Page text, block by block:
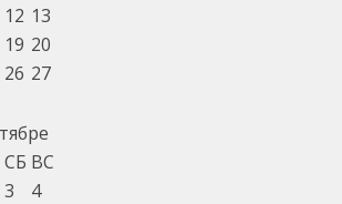
12 13
19 20
26 27
СБ ВС
3
4